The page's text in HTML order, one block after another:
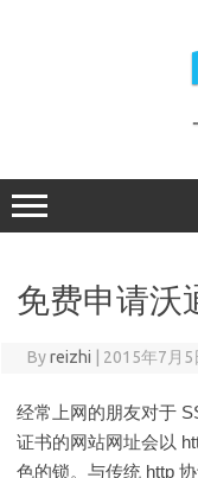
免费申请沃
Byreizhi 2015年7月5
经常上网的朋友对于
证书的网站网址会以
色的锁。与传统 http